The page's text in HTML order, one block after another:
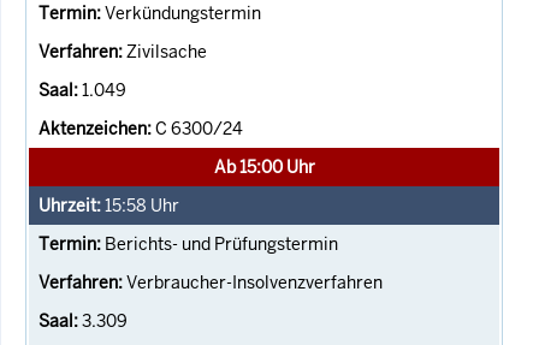
Verkündungstermin
Zivilsache
1.049
C 6300/24
Ab 15:00 Uhr
15:58 Uhr
Berichts- und Prüfungstermin
Verbraucher-Insolvenzverfahren
3.309